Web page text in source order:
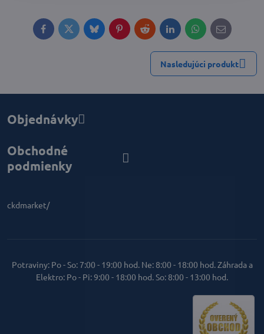
FacebookTwitterBlueskyPinterestRedditLinkedInWhatsApp
E-
mail
Nasledujúci produkt
Objednávky
Obchodné
podmienky
ckdmarket/
Potraviny: Po - So: 7:00 - 19:00 hod. Ne: 8:00 - 18:00 hod. Záhrada a
Elektro: Po - Pi: 9:00 - 18:00 hod. So: 8:00 - 13:00 hod.